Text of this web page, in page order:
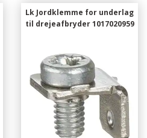
Lk Jordklemme for underlag
til drejeafbryder 1017020959